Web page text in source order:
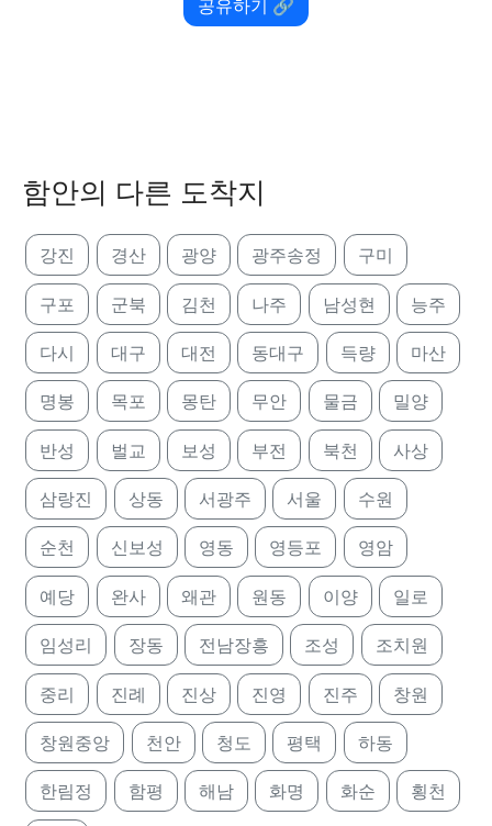
공유하기 🔗
함안의 다른 도착지
강진 경산 광양 광주송정 구미
구포 군북 김천 나주 남성현 능주
다시 대구 대전 동대구 득량 마산
명봉 목포 몽탄 무안 물금 밀양
반성 벌교 보성 부전 북천 사상
삼랑진 상동 서광주 서울 수원
순천 신보성 영동 영등포 영암
예당 완사 왜관 원동 이양 일로
임성리 장동 전남장흥 조성 조치원
중리 진례 진상 진영 진주 창원
창원중앙 천안 청도 평택 하동
한림정 함평 해남 화명 화순 횡천